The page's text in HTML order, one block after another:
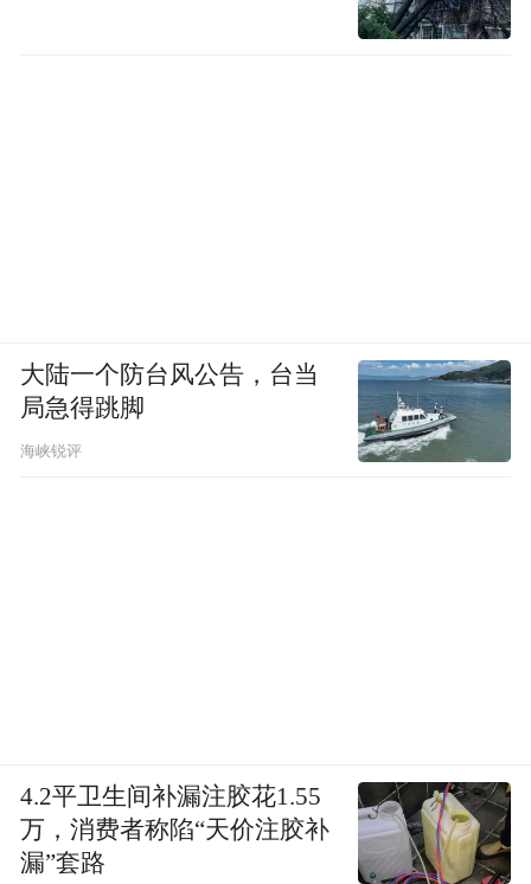
大陆一个防台风公告，台当
局急得跳脚
海峡锐评
4.2平卫生间补漏注胶花1.55
万，消费者称陷“天价注胶补
漏”套路